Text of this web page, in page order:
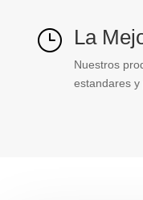
} La
Nuestros
estandares y